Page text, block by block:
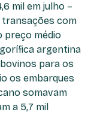
mil em julho –
transações com
preço médio
argentina
para os
os embarques
somavam
a 5,7 mil